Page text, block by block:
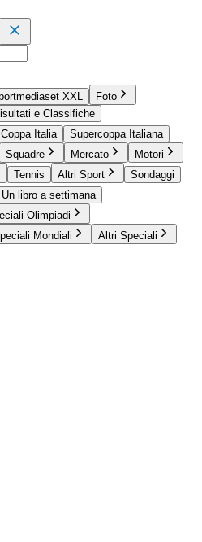
XXL
Foto
e Classifiche
Coppa Italia
Supercoppa Italiana
Squadre Mercato
Motori
Tennis Altri Sport
Sondaggi
Un libro a settimana
Olimpiadi
Mondiali Altri Speciali